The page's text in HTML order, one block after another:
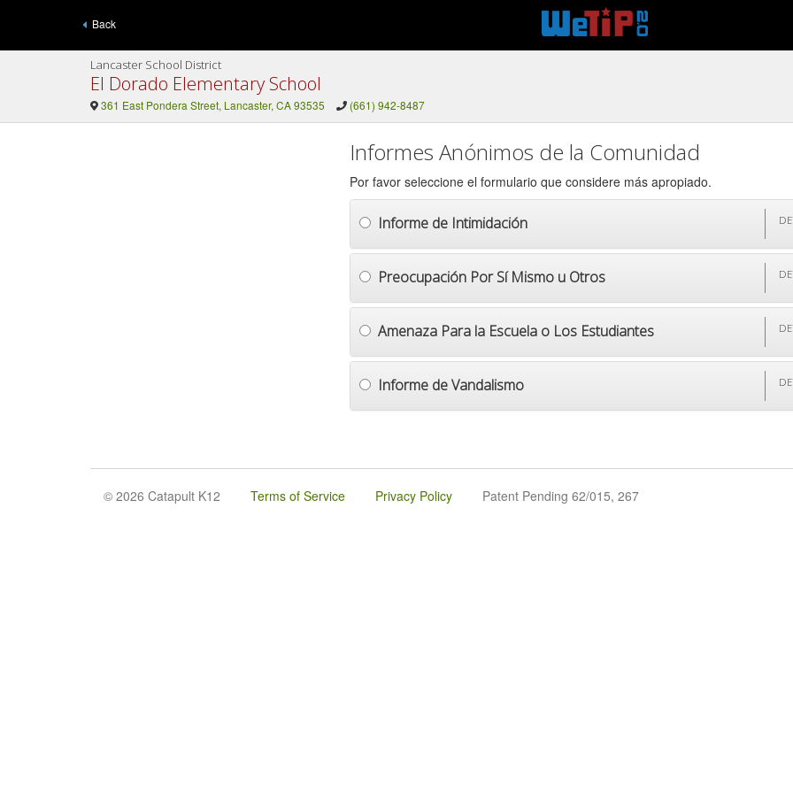
Back
Lancaster School District
El Dorado Elementary School
361 East Pondera Street, Lancaster, CA 93535 (661) 942-8487
Informes Anónimos de la Comunidad
Por favor seleccione el formulario que considere más apropiado.
Informe de Intimidación
Preocupación Por Sí Mismo u Otros
Amenaza Para la Escuela o Los Estudiantes
Informe de Vandalismo
© 2026 Catapult K12 Terms of Service Privacy Policy Patent Pending 62/015, 267